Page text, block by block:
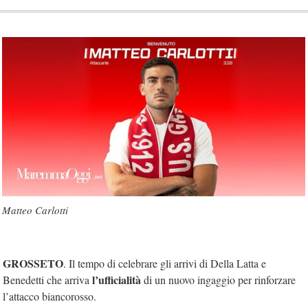
Matteo Carlotti
GROSSETO. Il tempo di celebrare gli arrivi di Della Latta e
Benedetti che arriva l’ufficialitàdi un nuovo ingaggio per rinforzare
l’attacco biancorosso.